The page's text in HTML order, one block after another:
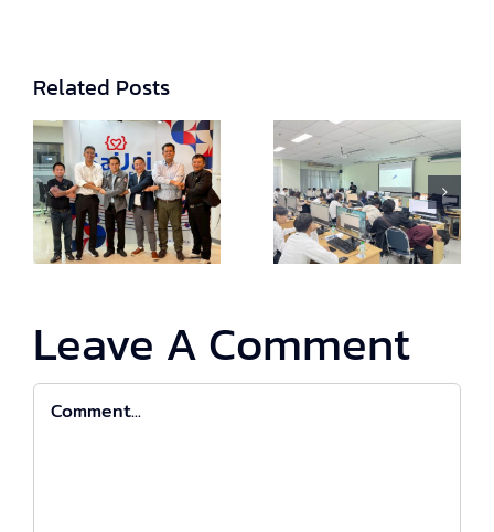
Related Postsการอบรม
เสริมความรู้
ด้าน IoT
ผ่าน
กิจกรรม
งานจริง
การเรียนรู้
ด้วย VR
เพื่อฝึก
ปฏิบัติอย่าง
ปลอดภัย
Leave A Comment
Comment